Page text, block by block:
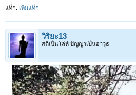
แท็ก: เพิ่มแท็ก
วิริยะ13
สติเป็นโล่ห์ ปัญญาเป็นอาวุธ